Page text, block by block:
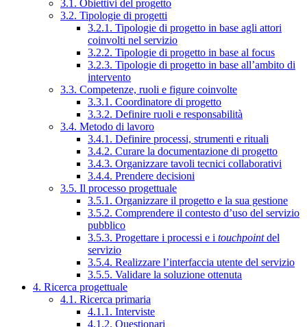
3.1. Obiettivi del progetto
3.2. Tipologie di progetti
3.2.1. Tipologie di progetto in base agli attori
coinvolti nel servizio
3.2.2. Tipologie di progetto in base al focus
3.2.3. Tipologie di progetto in base all’ambito di
intervento
3.3. Competenze, ruoli e figure coinvolte
3.3.1. Coordinatore di progetto
3.3.2. Definire ruoli e responsabilità
3.4. Metodo di lavoro
3.4.1. Definire processi, strumenti e rituali
3.4.2. Curare la documentazione di progetto
3.4.3. Organizzare tavoli tecnici collaborativi
3.4.4. Prendere decisioni
3.5. Il processo progettuale
3.5.1. Organizzare il progetto e la sua gestione
3.5.2. Comprendere il contesto d’uso del servizio
pubblico
3.5.3. Progettare i processi e i touchpointdel
servizio
3.5.4. Realizzare l’interfaccia utente del servizio
3.5.5. Validare la soluzione ottenuta
4. Ricerca progettuale
4.1. Ricerca primaria
4.1.1. Interviste
4.1.2. Questionari